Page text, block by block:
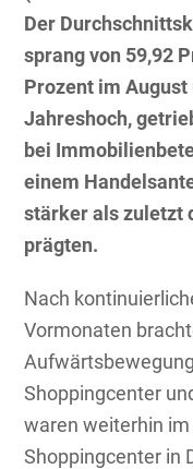
Der
sprang von 59,92
Prozent im
Jahreshoch,
bei
einem
stärker als zuletzt
prägten.
Nach
Vormonaten
Shoppingcenter
waren weiterhin
Shoppingcenter in